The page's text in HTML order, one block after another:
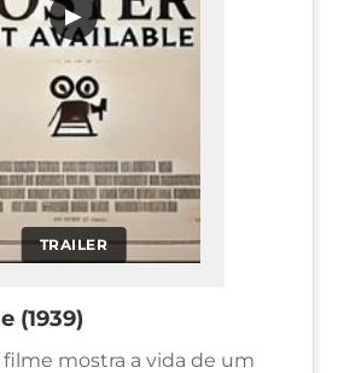
TRAILER
▶
(1939)
filme mostra a vida de um